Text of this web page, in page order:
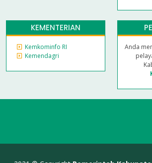
KEMENTERIAN
Kemkominfo RI
Kemendagri
Anda